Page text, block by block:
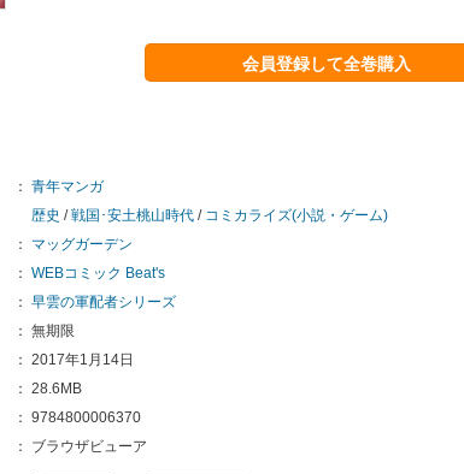
会員登録して全巻購入
： 青年マンガ
歴史 /戦国･安土桃山時代 / コミカライズ(小説・ゲーム)
：
マッグガーデン
： WEBコミック Beat's
： 早雲の軍配者シリーズ
： 無期限
： 2017年1月14日
： 28.6MB
： 9784800006370
： ブラウザビューア